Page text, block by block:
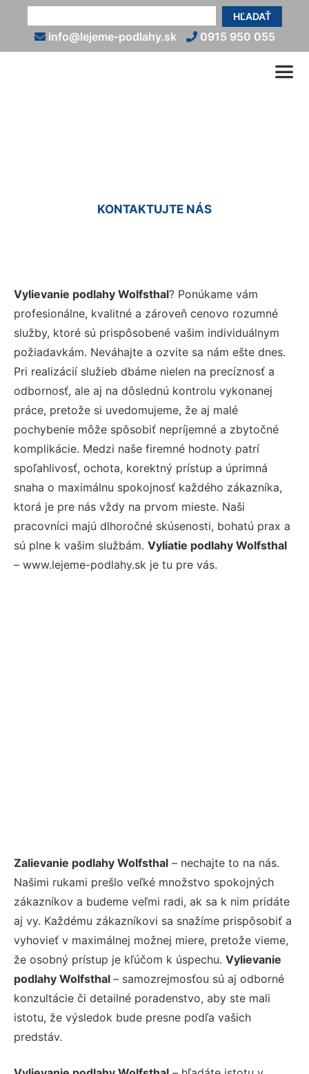
HĽADAŤ
info@lejeme-podlahy.sk 0915 950 055
KONTAKTUJTE NÁS
Vylievanie podlahy Wolfsthal? Ponúkame vám
profesionálne, kvalitné a zároveň cenovo rozumné
služby, ktoré sú prispôsobené vašim individuálnym
požiadavkám. Neváhajte a ozvite sa nám ešte dnes.
Pri realizácií služieb dbáme nielen na precíznosť a
odbornosť, ale aj na dôslednú kontrolu vykonanej
práce, pretože si uvedomujeme, že aj malé
pochybenie môže spôsobiť nepríjemné a zbytočné
komplikácie. Medzi naše firemné hodnoty patrí
spoľahlivosť, ochota, korektný prístup a úprimná
snaha o maximálnu spokojnosť každého zákazníka,
ktorá je pre nás vždy na prvom mieste. Naši
pracovníci majú dlhoročné skúsenosti, bohatú prax a
sú plne k vašim službám. Vyliatie podlahy Wolfsthal
– www.lejeme-podlahy.sk je tu pre vás.
Zalievanie podlahy Wolfsthal – nechajte to na nás.
Našimi rukami prešlo veľké množstvo spokojných
zákazníkov a budeme veľmi radi, ak sa k nim pridáte
aj vy. Každému zákazníkovi sa snažíme prispôsobiť a
vyhovieť v maximálnej možnej miere, pretože vieme,
že osobný prístup je kľúčom k úspechu. Vylievanie
podlahy Wolfsthal – samozrejmosťou sú aj odborné
konzultácie či detailné poradenstvo, aby ste mali
istotu, že výsledok bude presne podľa vašich
predstáv.